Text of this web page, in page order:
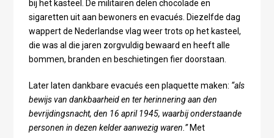
bij het kasteel. De militairen delen chocolade en
sigaretten uit aan bewoners en evacués. Diezelfde dag
wappert de Nederlandse vlag weer trots op het kasteel,
die was al die jaren zorgvuldig bewaard en heeft alle
bommen, branden en beschietingen fier doorstaan.
Later laten dankbare evacués een plaquette maken: “als
bewijs van dankbaarheid en ter herinnering aan den
bevrijdingsnacht, den 16 april 1945, waarbij onderstaande
personen in dezen kelder aanwezig waren.”Met